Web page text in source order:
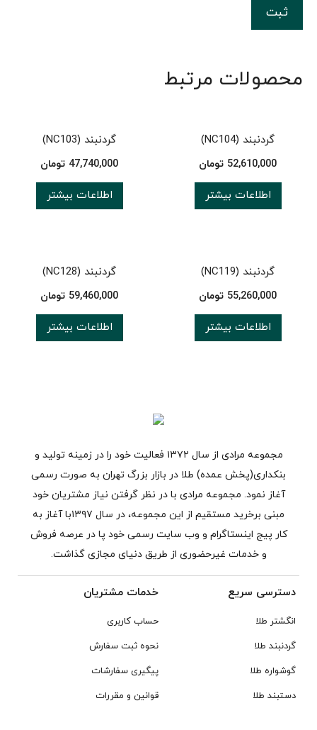
محصولات مرتبط
گردنبند (NC104)
52,610,000 تومان
اطلاعات بیشتر
گردنبند (NC103)
47,740,000 تومان
اطلاعات بیشتر
گردنبند (NC119)
55,260,000 تومان
اطلاعات بیشتر
گردنبند (NC128)
59,460,000 تومان
اطلاعات بیشتر
مجموعه مرادی از سال ۱۳۷۲ فعالیت خود را در زمینه تولید و
بنکداری(پخش عمده) طلا در بازار بزرگ تهران به صورت رسمی
آغاز نمود. مجموعه مرادی با در نظر گرفتن نیاز مشتریان خود
مبنی برخرید مستقیم از این مجموعه، در سال ۱۳۹۷با آغاز به
کار پیج اینستاگرام و وب سایت رسمی خود پا در عرصه فروش
و خدمات غیرحضوری از طریق دنیای مجازی گذاشت.
دسترسی سریع
انگشتر طلا
گردنبند طلا
گوشواره طلا
دستبند طلا
خدمات مشتریان
حساب کاربری
نحوه ثبت سفارش
پیگیری سفارشات
قوانین و مقررات